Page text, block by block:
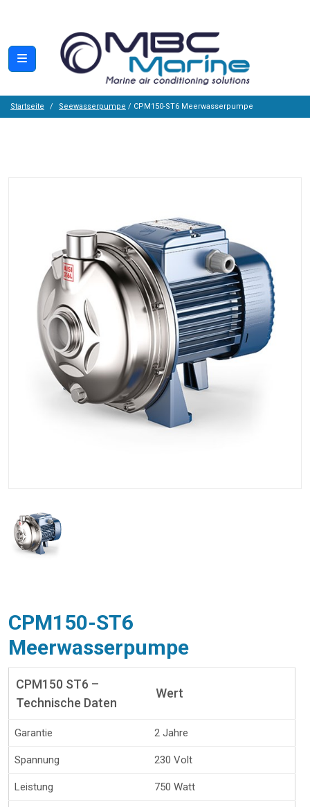
Startseite Seewasserpumpe / CPM150-ST6 Meerwasserpumpe
CPM150-ST6
Meerwasserpumpe
CPM150 ST6 –
Technische Daten
Wert
Garantie 2 Jahre
Spannung 230 Volt
Leistung 750 Watt